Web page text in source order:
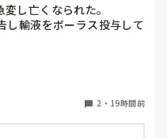
し亡くなられた。
し輸液をボーラス投与して
ートも落ち着いたし患者
に電話をかけた途端急に
になって、今の今まで話
て亡くなってしまった。
棟に置いてなくてAEDで対
2 ・ 19時間前